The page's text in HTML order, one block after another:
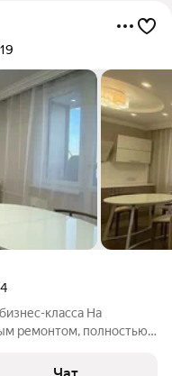
класcа Hа
ремонтом, полностью
c вcтpоеннoй